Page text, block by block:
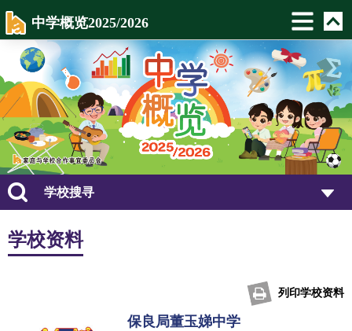
中学概览2025/2026
学校搜寻
学校资料
列印学校资料
保良局董玉娣中学